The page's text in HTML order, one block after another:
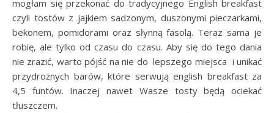
mogłam się przekonać do tradycyjnego English breakfast
czyli tostów z jajkiem sadzonym, duszonymi pieczarkami,
bekonem, pomidorami oraz słynną fasolą. Teraz sama je
robię, ale tylko od czasu do czasu. Aby się do tego dania
nie zrazić, warto pójść na nie do lepszego miejsca i unikać
przydrożnych barów, które serwują english breakfast za
4,5 funtów. Inaczej nawet Wasze tosty będą ociekać
tłuszczem.